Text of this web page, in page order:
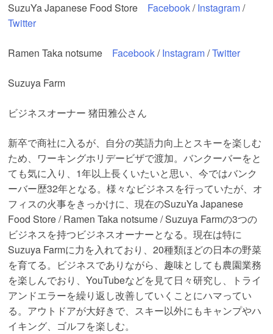
SuzuYa Japanese Food Store Facebook/Instagram/
Twitter
Ramen Taka notsume Facebook/Instagram/Twitter
Suzuya Farm
ビジネスオーナー猪田雅公さん
新卒で商社に入るが、自分の英語力向上とスキーを楽しむ
ため、ワーキングホリデービザで渡加。バンクーバーをと
ても気に入り、1年以上長くいたいと思い、今ではバンク
ーバー歴32年となる。様々なビジネスを行っていたが、オ
フィスの火事をきっかけに、現在のSuzuYa Japanese
Food Store / Ramen Taka notsume / Suzuya Farmの3つの
ビジネスを持つビジネスオーナーとなる。現在は特に
Suzuya Farmに力を入れており、20種類ほどの日本の野菜
を育てる。ビジネスでありながら、趣味としても農園業務
を楽しんでおり、YouTubeなどを見て日々研究し、トライ
アンドエラーを繰り返し改善していくことにハマってい
る。アウトドアが大好きで、スキー以外にもキャンプやハ
イキング、ゴルフを楽しむ。